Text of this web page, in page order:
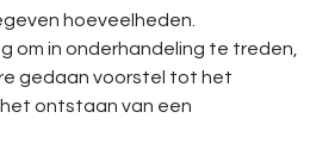
hoeveelheden.
om in onderhandeling te treden,
gedaan voorstel tot het
ontstaan van een